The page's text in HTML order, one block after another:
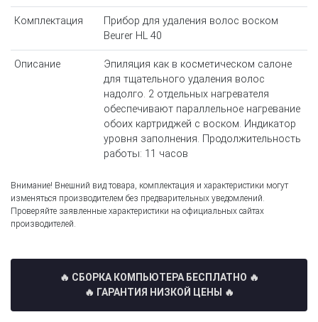
Комплектация
Прибор для удаления волос воском
Beurer HL 40
Описание
Эпиляция как в косметическом салоне
для тщательного удаления волос
надолго. 2 отдельных нагревателя
обеспечивают параллельное нагревание
обоих картриджей с воском. Индикатор
уровня заполнения. Продолжительность
работы: 11 часов
Внимание! Внешний вид товара, комплектация и характеристики могут
изменяться производителем без предварительных уведомлений.
Проверяйте заявленные характеристики на официальных сайтах
производителей.
🔥 СБОРКА КОМПЬЮТЕРА БЕСПЛАТНО 🔥
🔥 ГАРАНТИЯ НИЗКОЙ ЦЕНЫ 🔥